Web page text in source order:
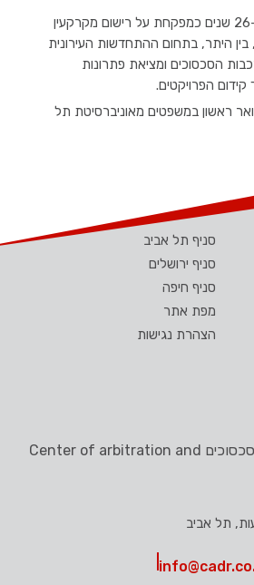
עו”ד אריאלי כיהנה כ-26 שנים כמפקחת על רישום מקרקעין
בין היתר, בתחום ההתחדשות העירונית
הסכסוכים ומציאת פתרונות
קידום הפרויקטים.
ראשון במשפטים מאוניברסיטת תל
המשכן לבוררות ופתרון סכסוכים Center of arbitration and
סניף תל אביב
סניף ירושלים
סניף חיפה
מפת אתר
הצהרת נגישות